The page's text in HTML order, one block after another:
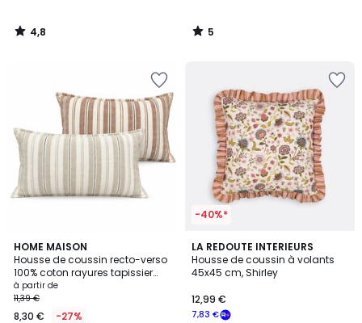
4,8
/
5
/
HOME MAISON
Housse de coussin recto-verso
100% coton rayures tapissier
LOURMARIN - QABANE
à partir de
11,39 €
8,30 € -27%
2
Couleurs
-40%*
LA REDOUTE INTERIEURS
Housse de coussin à volants
45x45 cm, Shirley
7,83 €
12,99 €
5
/
5